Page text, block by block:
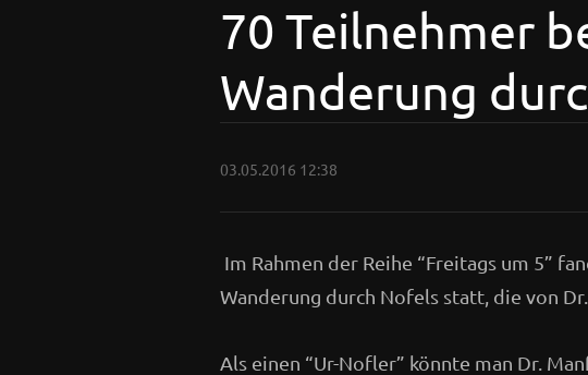
70 Teilnehmer
Wanderung
03.05.2016 12:38
Im Rahmen der Reihe “Freitags um 5”
Wanderung durch Nofels statt, die von
Als einen “Ur-Nofler” könnte man Dr.